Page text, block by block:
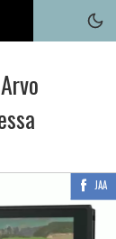
JAA